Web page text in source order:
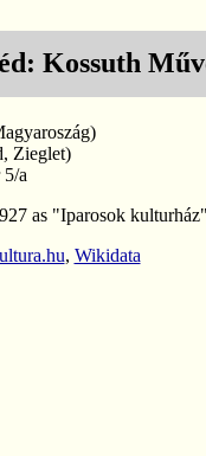
Kossuth
Zieglet)
a
as "Iparosok
, Wikidata